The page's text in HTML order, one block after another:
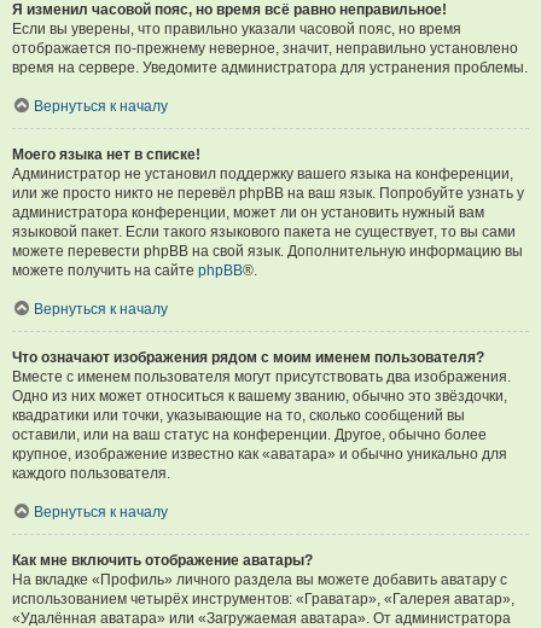
Я изменил часовой пояс, но время всё равно неправильное!
Если вы уверены, что правильно указали часовой пояс, но время
отображается по-прежнему неверное, значит, неправильно установлено
время на сервере. Уведомите администратора для устранения проблемы.
Вернуться к началу
Моего языка нет в списке!
Администратор не установил поддержку вашего языка на конференции,
или же просто никто не перевёл phpBB на ваш язык. Попробуйте узнать у
администратора конференции, может ли он установить нужный вам
языковой пакет. Если такого языкового пакета не существует, то вы сами
можете перевести phpBB на свой язык. Дополнительную информацию вы
можете получить на сайте phpBB®.
Вернуться к началу
Что означают изображения рядом с моим именем пользователя?
Вместе с именем пользователя могут присутствовать два изображения.
Одно из них может относиться к вашему званию, обычно это звёздочки,
квадратики или точки, указывающие на то, сколько сообщений вы
оставили, или на ваш статус на конференции. Другое, обычно более
крупное, изображение известно как «аватара» и обычно уникально для
каждого пользователя.
Вернуться к началу
Как мне включить отображение аватары?
На вкладке «Профиль» личного раздела вы можете добавить аватару с
использованием четырёх инструментов: «Граватар», «Галерея аватар»,
«Удалённая аватара» или «Загружаемая аватара». От администратора